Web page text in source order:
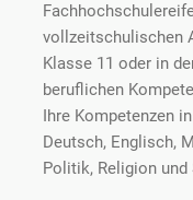
vollzeitschulischen
Klasse 11 oder in
beruflichen
Ihre Kompetenzen
Deutsch, Englisch,
Politik, Religion und